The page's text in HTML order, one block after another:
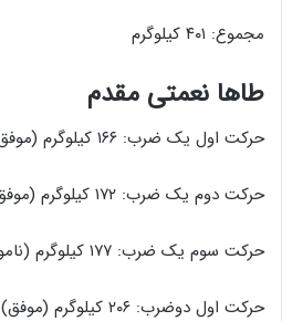
مجموع: ۴۰۱ کیلوگرم
طاها نعمتی مقدم
حرکت اول یک ضرب: ۱۶۶ کیلوگرم (موفق)
حرکت دوم یک ضرب: ۱۷۲ کیلوگرم (موفق)
حرکت سوم یک ضرب: ۱۷۷ کیلوگرم (ناموفق)
حرکت اول دوضرب: ۲۰۶ کیلوگرم (موفق)